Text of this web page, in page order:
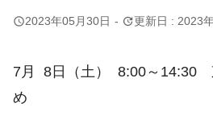
query_builder2023年05月30日 - update更新日 : 2023
7月 8日（土） 8:00～14:30
め